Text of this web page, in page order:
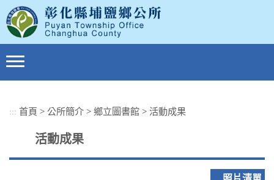
到
主
要
內
::: 首頁 > 公所簡介 > 鄉立圖書館 > 活動成果
活動成果